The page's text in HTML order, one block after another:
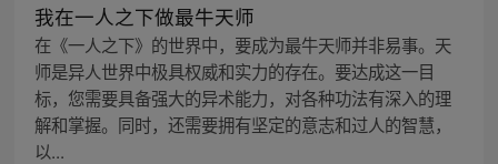
我在一人之下做最牛天师
在《一人之下》的世界中，要成为最牛天师并非易事。天
师是异人世界中极具权威和实力的存在。要达成这一目
标，您需要具备强大的异术能力，对各种功法有深入的理
解和掌握。同时，还需要拥有坚定的意志和过人的智慧，
以...